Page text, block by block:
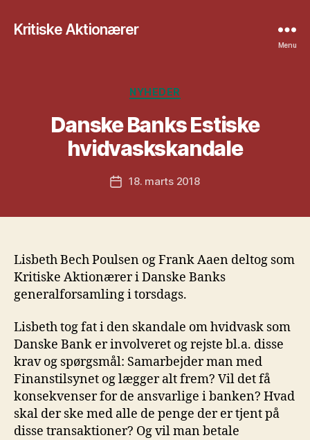
Kritiske Aktionærer
Menu
Kategorier
NYHEDER
Danske Banks Estiske
hvidvaskskandale
Indlægsdato
18. marts 2018
Lisbeth Bech Poulsen og Frank Aaen deltog som
Kritiske Aktionærer i Danske Banks
generalforsamling i torsdags.
Lisbeth tog fat i den skandale om hvidvask som
Danske Bank er involveret og rejste bl.a. disse
krav og spørgsmål: Samarbejder man med
Finanstilsynet og lægger alt frem? Vil det få
konsekvenser for de ansvarlige i banken? Hvad
skal der ske med alle de penge der er tjent på
disse transaktioner? Og vil man betale